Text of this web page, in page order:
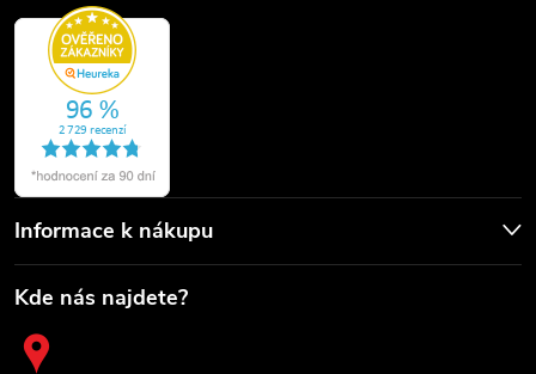
Informace k nákupu
Kde nás najdete?